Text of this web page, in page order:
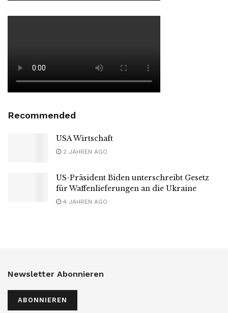
Recommended
USA Wirtschaft
2 JAHREN AGO
US-Präsident Biden unterschreibt Gesetz
für Waffenlieferungen an die Ukraine
4 JAHREN AGO
Newsletter Abonnieren
ABONNIEREN